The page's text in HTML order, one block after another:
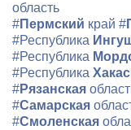
область
#Пермский край #
#Республика
#Республика
#Республика
#Рязанская
#Самарская
#Смоленская